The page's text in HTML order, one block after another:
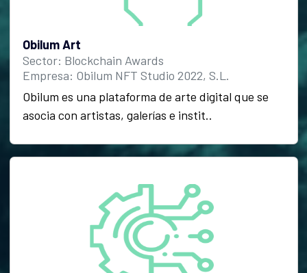
Obilum Art
Sector: Blockchain Awards
Empresa: Obilum NFT Studio 2022, S.L.
Obilum es una plataforma de arte digital que se
asocia con artistas, galerías e instit..